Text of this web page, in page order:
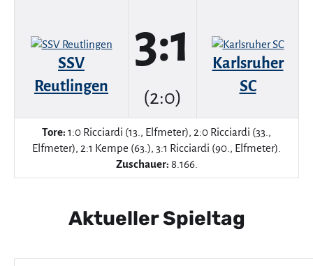
SSV
Reutlingen
3:1
(2:0)
Karlsruher
SC
Tore: 1:0 Ricciardi (13., Elfmeter), 2:0 Ricciardi (33.,
Elfmeter), 2:1 Kempe (63.), 3:1 Ricciardi (90., Elfmeter).
Zuschauer: 8.166.
Aktueller Spieltag